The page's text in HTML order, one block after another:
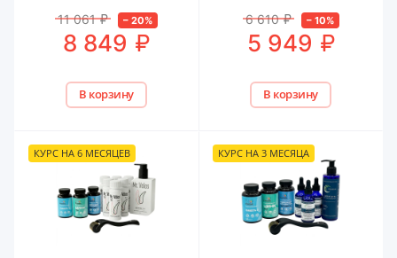
11 061 ₽ – 20%
8 849 ₽
В корзину
6 610 ₽ – 10%
5 949 ₽
В корзину
КУРС НА 6 МЕСЯЦЕВ КУРС НА 3 МЕСЯЦА